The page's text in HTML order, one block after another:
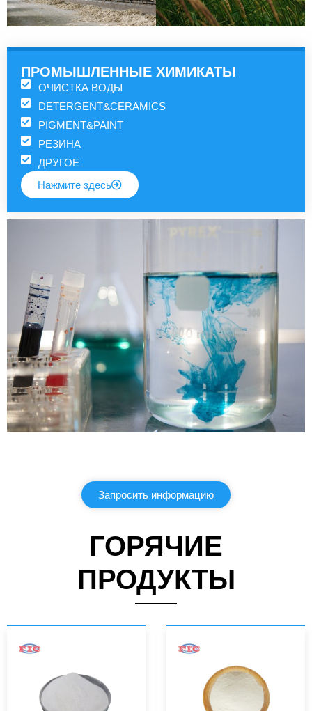
ПРОМЫШЛЕННЫЕ ХИМИКАТЫ
ОЧИСТКА ВОДЫ
DETERGENT&CERAMICS
PIGMENT&PAINT
РЕЗИНА
ДРУГОЕ
Нажмите здесь
Запросить информацию
ГОРЯЧИЕ
ПРОДУКТЫ